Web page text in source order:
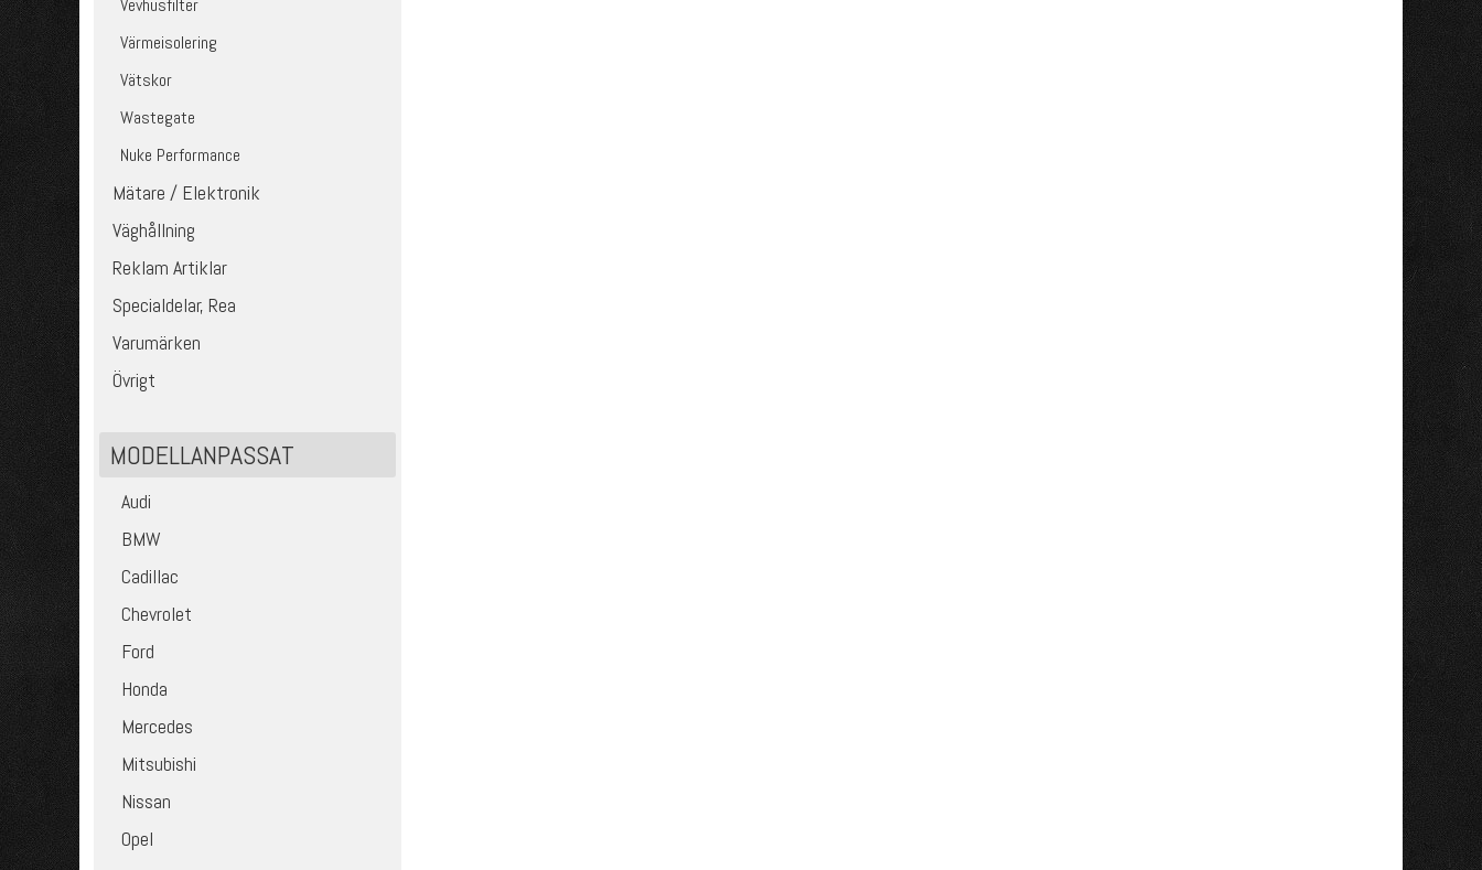
Vevhusfilter
Värmeisolering
Vätskor
Wastegate
Nuke Performance
Mätare / Elektronik
Väghållning
Reklam Artiklar
Specialdelar, Rea
Varumärken
Övrigt
MODELLANPASSAT
Audi
BMW
Cadillac
Chevrolet
Ford
Honda
Mercedes
Mitsubishi
Nissan
Opel